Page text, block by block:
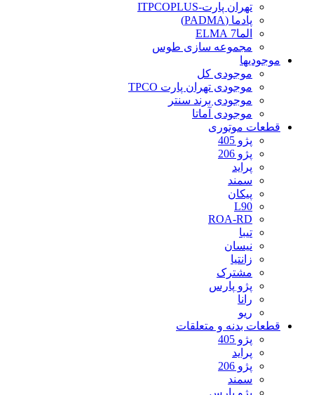
تهران پارت-ITPCOPLUS
پادما (PADMA)
الما7 ELMA
مجموعه سازی طوس
موجودیها
موجودی کل
موجودی تهران پارت TPCO
موجودی برند سنتر
موجودی آماتا
قطعات موتوری
پژو 405
پژو 206
پراید
سمند
پیکان
L90
ROA-RD
تیبا
نیسان
زانتیا
مشترک
پژو پارس
رانا
ریو
قطعات بدنه و متعلقات
پژو 405
پراید
پژو 206
سمند
پژو پارس